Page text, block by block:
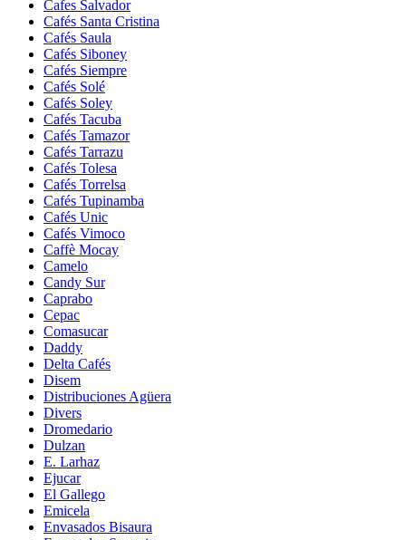
Cafes Salvador
Cafés Santa Cristina
Cafés Saula
Cafés Siboney
Cafés Siempre
Cafés Solé
Cafés Soley
Cafés Tacuba
Cafés Tamazor
Cafés Tarrazu
Cafés Tolesa
Cafés Torrelsa
Cafés Tupinamba
Cafés Unic
Cafés Vimoco
Caffè Mocay
Camelo
Candy Sur
Caprabo
Cepac
Comasucar
Daddy
Delta Cafés
Disem
Distribuciones Agüera
Divers
Dromedario
Dulzan
E. Larhaz
Ejucar
El Gallego
Emicela
Envasados Bisaura